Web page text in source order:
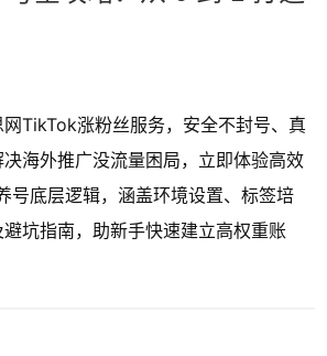
TikTok涨粉丝服务，安全不封号、真
海外推广没流量困局，立即体验高效
号底层逻辑，涵盖环境设置、标签培
坑指南，助新手快速建立高权重账